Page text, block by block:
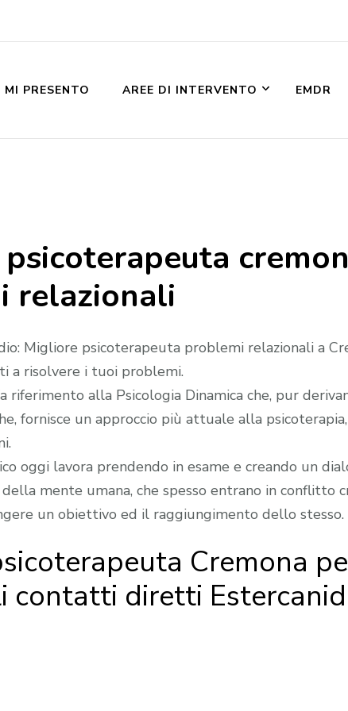
MI PRESENTO AREE DI INTERVENTO EMDR
relazionali
Migliore psicoterapeuta problemi relazionali a
a risolvere i tuoi problemi.
riferimento alla Psicologia Dinamica che, pur
fornisce un approccio più attuale alla
oggi lavora prendendo in esame e creando un
mente umana, che spesso entrano in conflitto
un obiettivo ed il raggiungimento dello stesso.
Cremona
contatti diretti